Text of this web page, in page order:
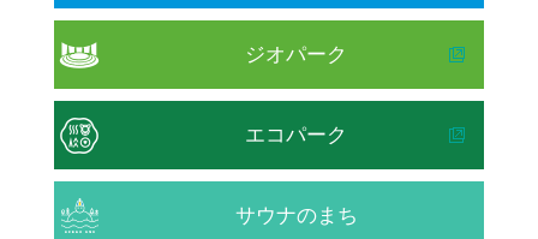
ジオパーク
エコパーク
サウナのまち